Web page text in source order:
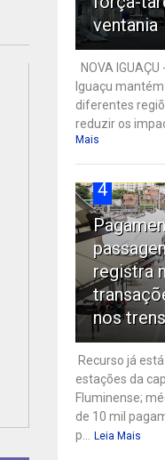
ventania
NOVA
Iguaçu
diferentes
reduzir os
Mais
4
registra
nos
Recurso já
estações da
Fluminense;
de 10 mil
p...
Leia Mais